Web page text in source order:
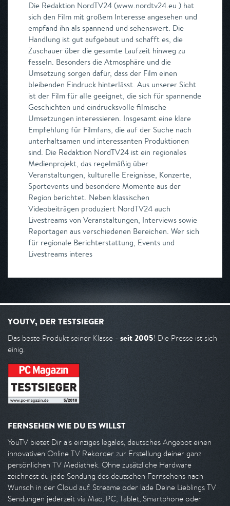
Die Redaktion NordTV24 (www.nordtv24.eu ) hat
sich den Film mit großem Interesse angesehen und
empfand ihn als spannend und sehenswert. Die
Handlung ist gut aufgebaut und schafft es, die
Zuschauer über die gesamte Laufzeit hinweg zu
fesseln. Besonders die Atmosphäre und die
Umsetzung sorgen dafür, dass der Film einen
bleibenden Eindruck hinterlässt. Aus unserer Sicht
ist der Film für alle geeignet, die sich für spannende
Geschichten und eindrucksvolle filmische
Umsetzungen interessieren. Insgesamt eine klare
Empfehlung für Filmfans, die auf der Suche nach
unterhaltsamen und interessanten Produktionen
sind. Die Redaktion NordTV24 ist ein regionales
Medienprojekt, das regelmäßig über
Veranstaltungen, kulturelle Ereignisse, Konzerte,
Sportevents und besondere Momente aus der
Region berichtet. Neben klassischen
Videobeiträgen produziert NordTV24 auch
Livestreams von Veranstaltungen, Interviews sowie
Reportagen aus verschiedenen Bereichen. Wer sich
für regionale Berichterstattung, Events und
Livestreams interes
YOUTV, DER TESTSIEGER
Das beste Produkt seiner Klasse - seit 2005! Die Presse ist sich
einig.
FERNSEHEN WIE DU ES WILLST
YouTV bietet Dir als einziges legales, deutsches Angebot einen
innovativen Online TV Rekorder zur Erstellung deiner ganz
persönlichen TV Mediathek. Ohne zusätzliche Hardware
zeichnest du jede Sendung des deutschen Fernsehens nach
Wunsch in der Cloud auf. Streame oder lade Deine Lieblings TV
Sendungen jederzeit via Mac, PC, Tablet, Smartphone oder